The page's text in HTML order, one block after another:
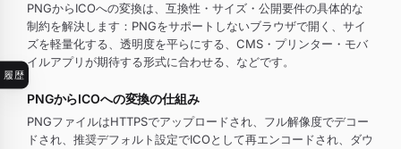
履歴
PNGからICOへの変換は、互換性・サイズ・公開要件の具体的な
制約を解決します：PNGをサポートしないブラウザで開く、サイ
ズを軽量化する、透明度を平らにする、CMS・プリンター・モバ
イルアプリが期待する形式に合わせる、などです。
PNGからICOへの変換の仕組み
PNGファイルはHTTPSでアップロードされ、フル解像度でデコー
ドされ、推奨デフォルト設定でICOとして再エンコードされ、ダウ